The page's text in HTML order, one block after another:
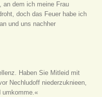
an dem ich meine Frau
doch das Feuer habe ich
und uns nachher
Haben Sie Mitleid mit
Nechludoff niederzuknieen,
umkomme.«